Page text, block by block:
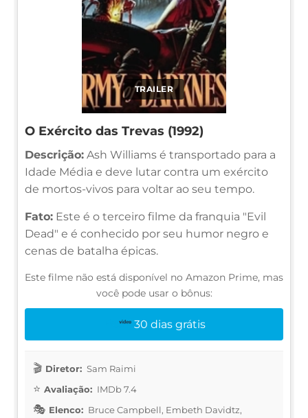
TRAILER
O Exército das Trevas (1992)
Descrição: Ash Williams é transportado para a
Idade Média e deve lutar contra um exército
de mortos-vivos para voltar ao seu tempo.
Fato: Este é o terceiro filme da franquia "Evil
Dead" e é conhecido por seu humor negro e
cenas de batalha épicas.
Este filme não está disponível no Amazon Prime, mas
você pode usar o bônus:
30 dias grátis
Diretor: Sam Raimi
Avaliação: IMDb 7.4
Elenco: Bruce Campbell, Embeth Davidtz,